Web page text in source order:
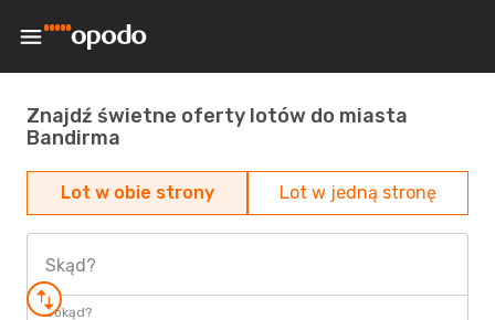
Znajdź świetne oferty lotów do miasta
Bandirma
Lot w obie strony Lot w jedną stronę
Skąd?
Dokąd?